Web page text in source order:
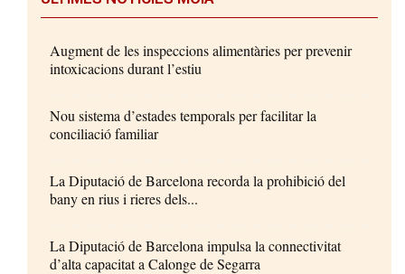
Augment de les inspeccions alimentàries per prevenir
intoxicacions durant l’estiu
Nou sistema d’estades temporals per facilitar la
conciliació familiar
La Diputació de Barcelona recorda la prohibició del
bany en rius i rieres dels...
La Diputació de Barcelona impulsa la connectivitat
d’alta capacitat a Calonge de Segarra